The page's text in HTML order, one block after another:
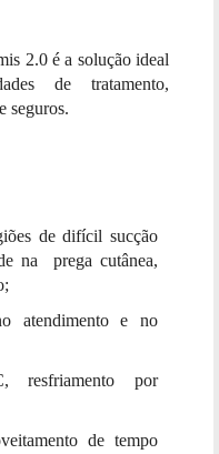
2.0 é a solução ideal
de tratamento,
seguros.
de difícil sucção
na prega cutânea,
atendimento e no
por
de tempo